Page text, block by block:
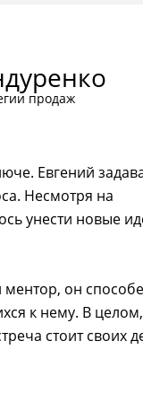
продаж
Евгений
Несмотря на
унести новые
он
к нему. В целом,
стоит своих